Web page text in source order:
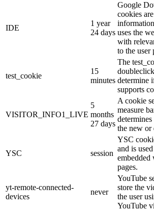
IDE
1 year
24 days
Google
cookies
uses the
with
to the user
test_cookie
15
minutes
The
determine
supports
VISITOR_INFO1_LIVE
5
months
27 days
A cookie
measure
the new or
YSC session
YSC
and is
embedded
pages.
yt-remote-connected-
devices
never
YouTube
store the
the user
YouTube